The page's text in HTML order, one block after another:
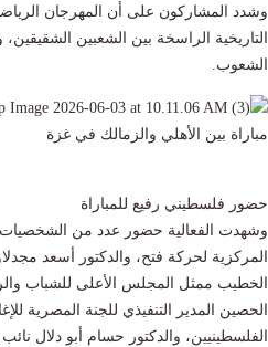
وشدد المشاركون على أن المهرجان
التاريخية الراسخة بين الشعبين
الشعوب.
مباراة بين الأهلي والزمالك في غزة
حضور فلسطيني رفيع للمباراة
وشهدت الفعالية حضور عدد من الشخصيات
المركزية لحركة فتح، والدكتور أسعد
الخطيب ممثل المجلس الأعلى للشباب
الحصين المدير التنفيذي للجنة المصرية
الفلسطينيين، والدكتور حسام أبو دلال